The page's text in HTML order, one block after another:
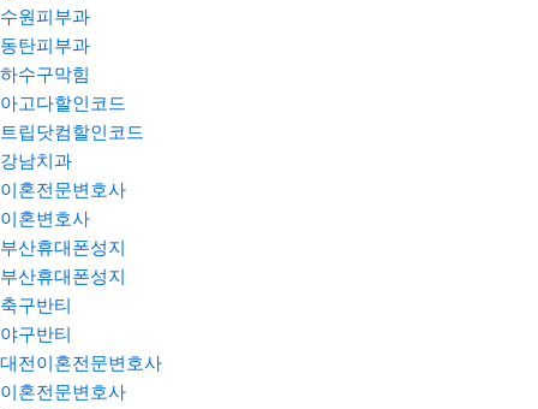
수원피부과
동탄피부과
하수구막힘
아고다할인코드
트립닷컴할인코드
강남치과
이혼전문변호사
이혼변호사
부산휴대폰성지
부산휴대폰성지
축구반티
야구반티
대전이혼전문변호사
이혼전문변호사